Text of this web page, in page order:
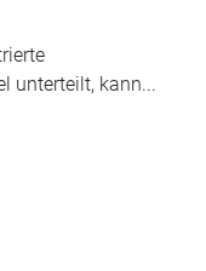
unterteilt, kann...